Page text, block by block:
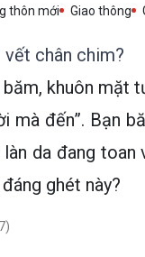
thôn mới Giao thông
vết chân chim?
khuôn mặt
mà đến”. Bạn
da đang
ghét này?